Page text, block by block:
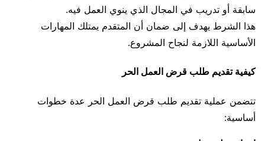
سابقة أو تدريب في المجال الذي ينوي العمل فيه.
هذا الشرط يهدف إلى ضمان أن المتقدم يمتلك المهارات
الأساسية اللازمة لنجاح المشروع.
كيفية تقديم طلب قرض العمل الحر
تتضمن عملية تقديم طلب قرض العمل الحر عدة خطوات
أساسية: